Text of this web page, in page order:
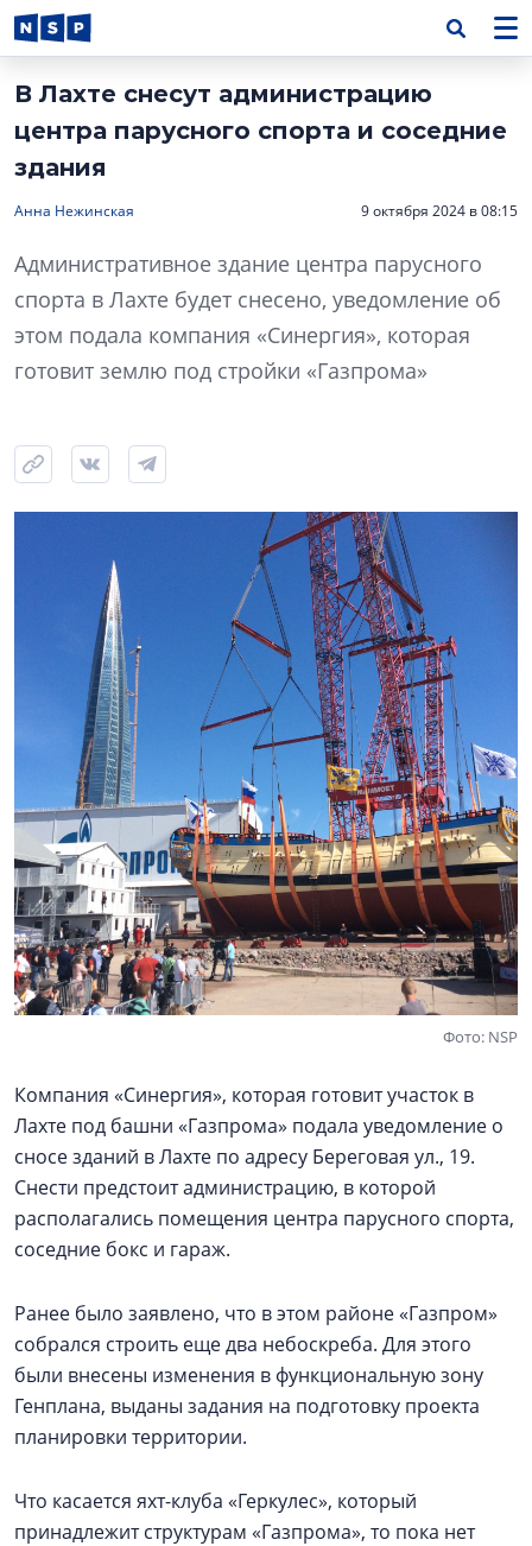
В Лахте снесут администрацию
центра парусного спорта и соседние
здания
Анна Нежинская 9 октября 2024 в 08:15
Административное здание центра парусного
спорта в Лахте будет снесено, уведомление об
этом подала компания «Синергия», которая
готовит землю под стройки «Газпрома»
Фото: NSP
Компания «Синергия», которая готовит участок в
Лахте под башни «Газпрома» подала уведомление о
сносе зданий в Лахте по адресу Береговая ул., 19.
Снести предстоит администрацию, в которой
располагались помещения центра парусного спорта,
соседние бокс и гараж.
Ранее было заявлено, что в этом районе «Газпром»
собрался строить еще два небоскреба. Для этого
были внесены изменения в функциональную зону
Генплана, выданы задания на подготовку проекта
планировки территории.
Что касается яхт-клуба «Геркулес», который
принадлежит структурам «Газпрома», то пока нет